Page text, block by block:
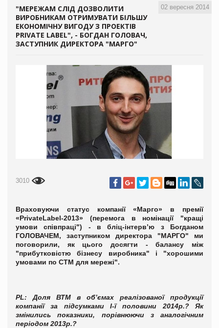
02 вересня 2014
"МЕРЕЖАМ СЛІД ДОЗВОЛИТИ
ВИРОБНИКАМ ОТРИМУВАТИ БІЛЬШУ
ЕКОНОМІЧНУ ВИГОДУ З ПРОЕКТІВ
PRIVATE LABEL", - БОГДАН ГОЛОВАЧ,
ЗАСТУПНИК ДИРЕКТОРА "МАРГО"
3010
Враховуючи статус компанії «Марго» в премії
«PrivateLabel-2013» (перемога в номінації "кращі
умови співпраці") - в бліц-інтерв’ю з Богданом
ГОЛОВАЧЕМ, заступником директора "МАРГО" ми
поговорили, як цього досягти - балансу між
"прибутковістю бізнесу виробника" і "хорошими
умовами по СТМ для мережі".
PL:
Доля ВТМ в об’ємах реалізованої продукції
компанії за підсумками I-ї половини 2014р.? Як
змінились показники, порівнюючи з аналогічним
періодом 2013р.?